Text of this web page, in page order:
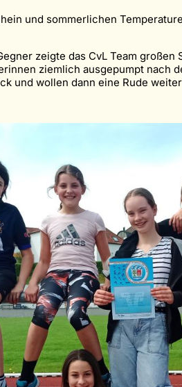
und sommerlichen
zeigte das CvL Team
ziemlich ausgepumpt nach
und wollen dann eine Rude